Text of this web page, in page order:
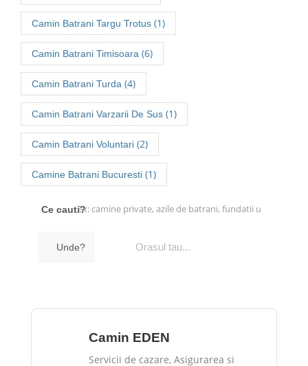
Camin Batrani Targu Trotus (1)
Camin Batrani Timisoara (6)
Camin Batrani Turda (4)
Camin Batrani Varzarii De Sus (1)
Camin Batrani Voluntari (2)
Camine Batrani Bucuresti (1)
Ce cauti?
Unde?
Camin EDEN
Servicii de cazare, Asigurarea si